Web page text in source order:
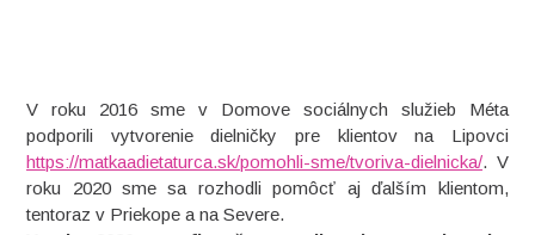
V roku 2016 sme v Domove sociálnych služieb Méta
podporili vytvorenie dielničky pre klientov na Lipovci
https://matkaadietaturca.sk/pomohli-sme/tvoriva-dielnicka/. V
roku 2020 sme sa rozhodli pomôcť aj ďalším klientom,
tentoraz v Priekope a na Severe.